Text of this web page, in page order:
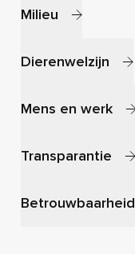
Milieu
Dierenwelzijn
Mens en werk
Transparantie
Betrouwbaarheid